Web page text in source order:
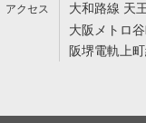
大和路線 天
大阪メトロ
阪堺電軌上